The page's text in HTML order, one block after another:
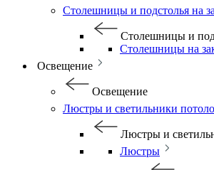
Столешницы и подстолья на
Столешницы и
Столешницы на
Освещение
Освещение
Люстры и светильники
Люстры и
Люстры